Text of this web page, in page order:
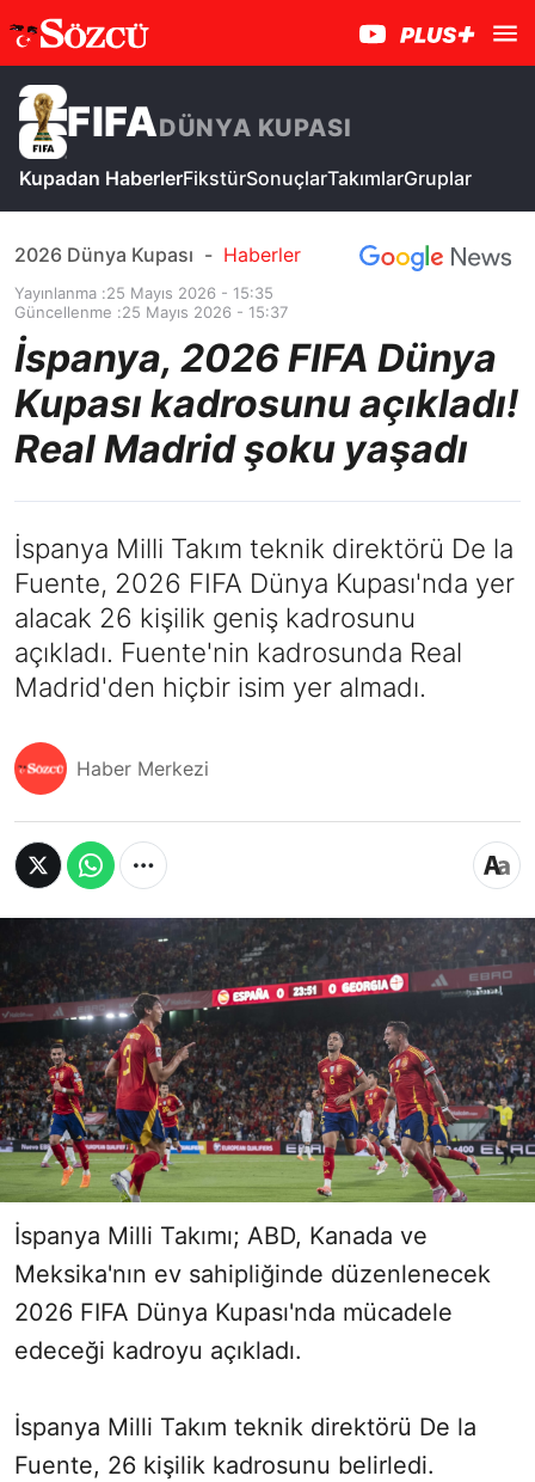
FIFADÜNYA KUPASI
Kupadan HaberlerFikstürSonuçlarTakımlarGruplar
2026 Dünya Kupası - Haberler
Yayınlanma :25 Mayıs 2026 - 15:35
Güncellenme :25 Mayıs 2026 - 15:37
İspanya, 2026 FIFA Dünya
Kupası kadrosunu açıkladı!
Real Madrid şoku yaşadı
İspanya Milli Takım teknik direktörü De la
Fuente, 2026 FIFA Dünya Kupası'nda yer
alacak 26 kişilik geniş kadrosunu
açıkladı. Fuente'nin kadrosunda Real
Madrid'den hiçbir isim yer almadı.
Haber Merkezi
İspanya Milli Takımı; ABD, Kanada ve
Meksika'nın ev sahipliğinde düzenlenecek
2026 FIFA Dünya Kupası'nda mücadele
edeceği kadroyu açıkladı.
İspanya Milli Takım teknik direktörü De la
Fuente, 26 kişilik kadrosunu belirledi.